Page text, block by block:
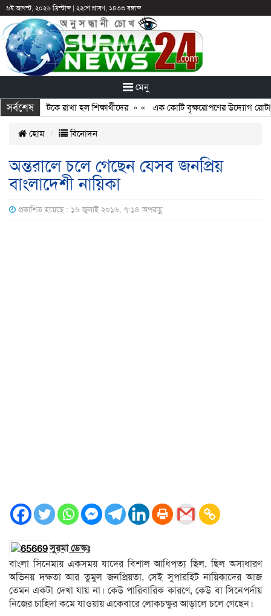
৬ই আগস্ট, ২০২৬ খ্রিস্টাব্দ| ২২শে শ্রাবণ, ১৪৩৩ বঙ্গাব্দ
মেনু
সর্বশেষ
পরও আটকে রাখা হল শিক্ষার্থীদের» « এক কোটি বৃক্ষরোপণের উদ্যোগ রোটারি
হোম বিনোদন
অন্তরালে চলে গেছেন যেসব জনপ্রিয়
বাংলাদেশী নায়িকা
প্রকাশিত হয়েছে : ১৬ জুলাই ২০১৬, ৭:১৪ অপরাহ্ণ
সুরমা ডেস্কঃ
বাংলা সিনেমায় একসময় যাদের বিশাল আধিপত্য ছিল, ছিল অসাধারণ
অভিনয় দক্ষতা আর তুমুল জনপ্রিয়তা, সেই সুপারহিট নায়িকাদের আজ
তেমন একটা দেখা যায় না। কেউ পারিবারিক কারণে, কেউ বা সিনেপর্দায়
নিজের চাহিদা কমে যাওয়ায় একেবারে লোকচক্ষুর আড়ালে চলে গেছেন।